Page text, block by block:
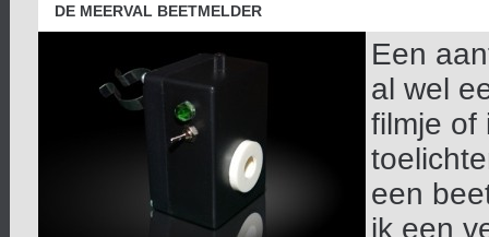
DE MEERVAL BEETMELDER
Een
al wel
filmje of
een
ik een